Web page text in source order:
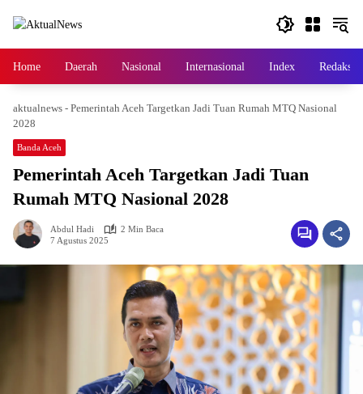
Home Daerah Nasional Internasional Index Redaksi
aktualnews - Pemerintah Aceh Targetkan Jadi Tuan Rumah MTQ Nasional
2028
Banda Aceh
Pemerintah Aceh Targetkan Jadi Tuan
Rumah MTQ Nasional 2028
Abdul Hadi
2 Min Baca
7 Agustus 2025